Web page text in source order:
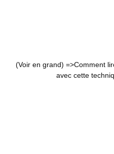
(Voir en grand) =>Comment
avec cette